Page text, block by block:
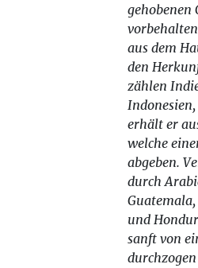
gehobenen
aus dem
den
zählen
erhält er
welche
abgeben.
durch
und
sanft von